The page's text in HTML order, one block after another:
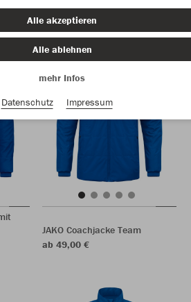
JAKO Coachjacke Team
ab 49,00 €
Alle akzeptieren
Alle ablehnen
mehr Infos
Datenschutz
Impressum